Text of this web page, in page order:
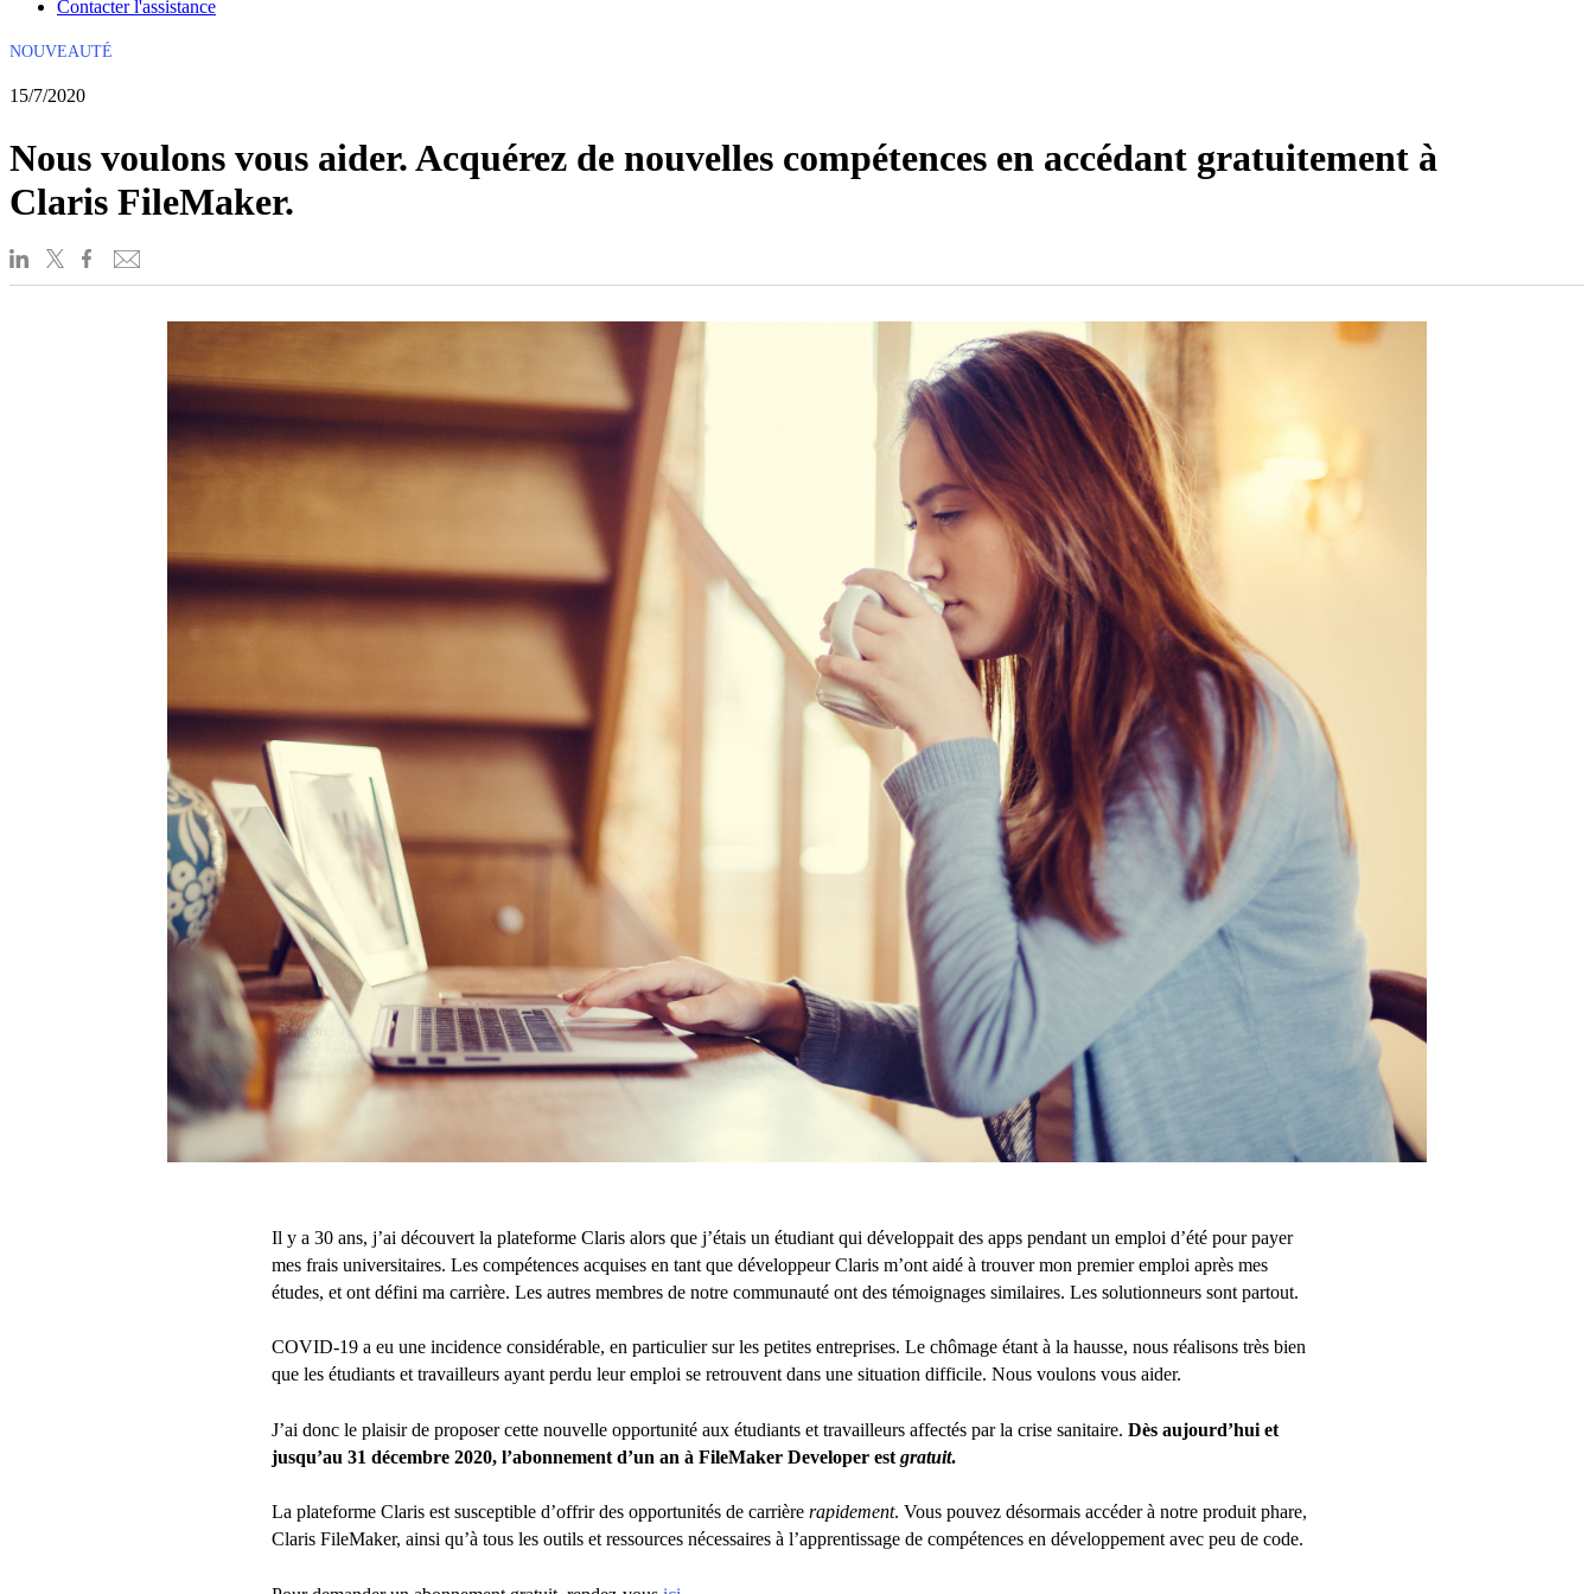
Contacter l'assistance
NOUVEAUTÉ
15/7/2020
Nous voulons vous aider. Acquérez de nouvelles compétences en accédant gratuitement à
Claris FileMaker.
Il y a 30 ans, j’ai découvert la plateforme Claris alors que j’étais un étudiant qui développait des apps pendant un emploi d’été pour payer
mes frais universitaires. Les compétences acquises en tant que développeur Claris m’ont aidé à trouver mon premier emploi après mes
études, et ont défini ma carrière. Les autres membres de notre communauté ont des témoignages similaires. Les solutionneurs sont partout.
COVID-19 a eu une incidence considérable, en particulier sur les petites entreprises. Le chômage étant à la hausse, nous réalisons très bien
que les étudiants et travailleurs ayant perdu leur emploi se retrouvent dans une situation difficile. Nous voulons vous aider.
J’ai donc le plaisir de proposer cette nouvelle opportunité aux étudiants et travailleurs affectés par la crise sanitaire. Dès aujourd’hui et
jusqu’au 31 décembre 2020, l’abonnement d’un an à FileMaker Developer estgratuit.
La plateforme Claris est susceptible d’offrir des opportunités de carrièrerapidement. Vous pouvez désormais accéder à notre produit phare,
Claris FileMaker, ainsi qu’à tous les outils et ressources nécessaires à l’apprentissage de compétences en développement avec peu de code.